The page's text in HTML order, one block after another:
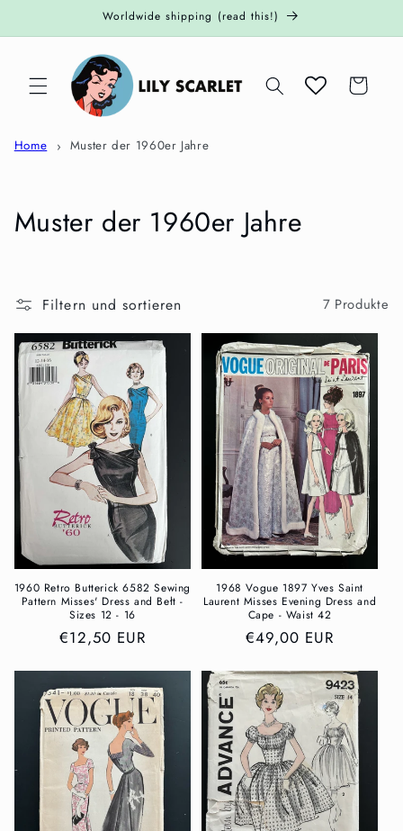
Inhalt
Worldwide shipping (read this!)
Warenkorb
Home Muster der 1960er Jahre
K
t
e
g
o
r
i
e
:
Muster der 1960er Jahre
Filtern und sortieren 7 Produkte
1960 Retro Butterick 6582 Sewing
Pattern Misses' Dress and Bełt -
Sizes 12 - 16
Normaler
€12,50 EUR
1968 Vogue 1897 Yves Saint
Laurent Misses Evening Dress and
Cape - Waist 42
Normaler
€49,00 EUR